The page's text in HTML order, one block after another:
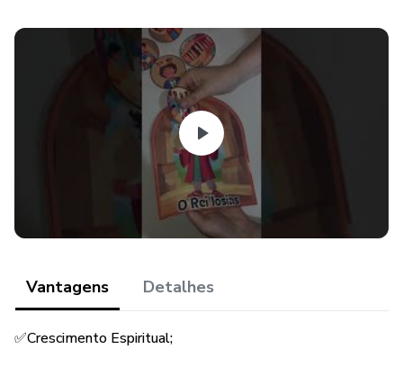
✅Atividades referente a história;
✅Versículo chave;
✅Modelo de fantoche;
✅Modelo de lembrancinha;
Vantagens Detalhes
✅Crescimento Espiritual;